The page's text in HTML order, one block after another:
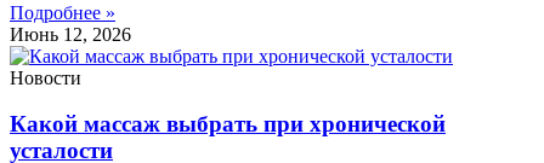
Подробнее »
Июнь 12, 2026
Новости
Какой массаж выбрать при хронической
усталости